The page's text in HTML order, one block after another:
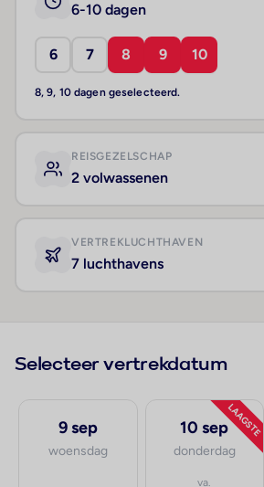
6-10 dagen
6 7 8 9 10
8, 9, 10 dagen geselecteerd.
REISGEZELSCHAP
2 volwassenen
VERTREKLUCHTHAVEN
7 luchthavens
Selecteer vertrekdatum
9 sep
woensdag
LAAGSTE
10 sep
donderdag
va.